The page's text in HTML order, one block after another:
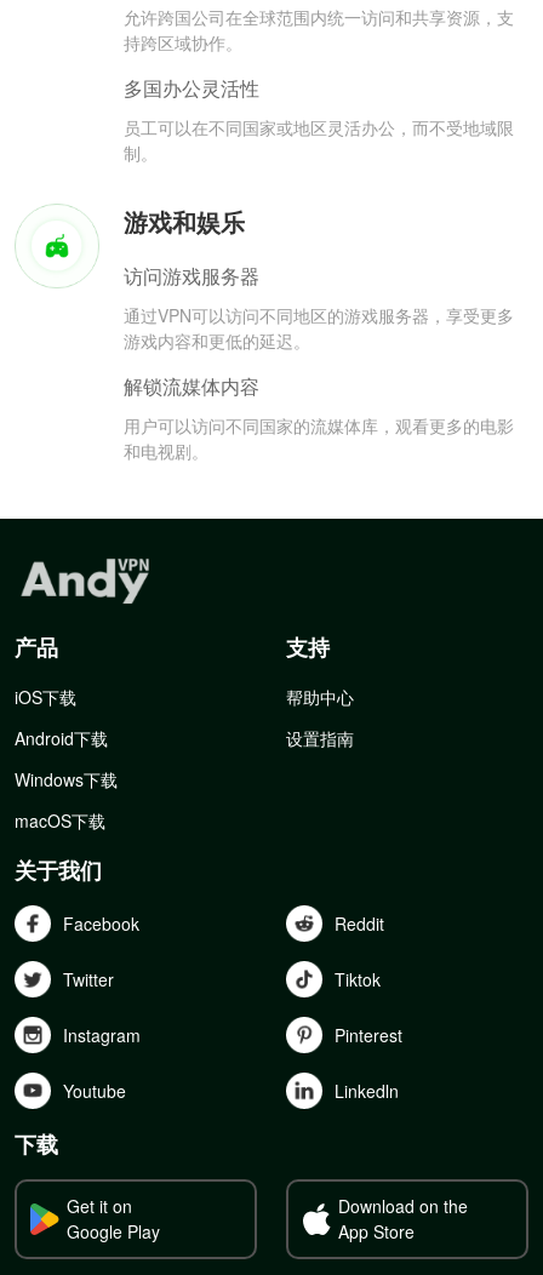
允许跨国公司在全球范围内统一访问和共享资源，支
持跨区域协作。
多国办公灵活性
员工可以在不同国家或地区灵活办公，而不受地域限
制。
游戏和娱乐
访问游戏服务器
通过VPN可以访问不同地区的游戏服务器，享受更多
游戏内容和更低的延迟。
解锁流媒体内容
用户可以访问不同国家的流媒体库，观看更多的电影
和电视剧。
产品
iOS下载
Android下载
Windows下载
macOS下载
支持
帮助中心
设置指南
关于我们
Facebook Reddit
Twitter Tiktok
Instagram Pinterest
Youtube Linkedln
下载
Get it on
Google Play
Download on the
App Store